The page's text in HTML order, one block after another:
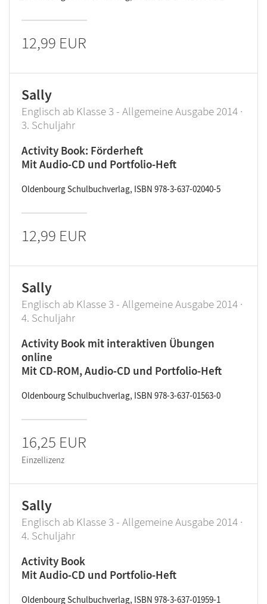
12,99 EUR
Sally
Englisch ab Klasse 3 - Allgemeine Ausgabe 2014 ·
3. Schuljahr
Activity Book: Förderheft
Mit Audio-CD und Portfolio-Heft
Oldenbourg Schulbuchverlag, ISBN 978-3-637-02040-5
12,99 EUR
Sally
Englisch ab Klasse 3 - Allgemeine Ausgabe 2014 ·
4. Schuljahr
Activity Book mit interaktiven Übungen
online
Mit CD-ROM, Audio-CD und Portfolio-Heft
Oldenbourg Schulbuchverlag, ISBN 978-3-637-01563-0
16,25 EUR
Einzellizenz
Sally
Englisch ab Klasse 3 - Allgemeine Ausgabe 2014 ·
4. Schuljahr
Activity Book
Mit Audio-CD und Portfolio-Heft
Oldenbourg Schulbuchverlag, ISBN 978-3-637-01959-1